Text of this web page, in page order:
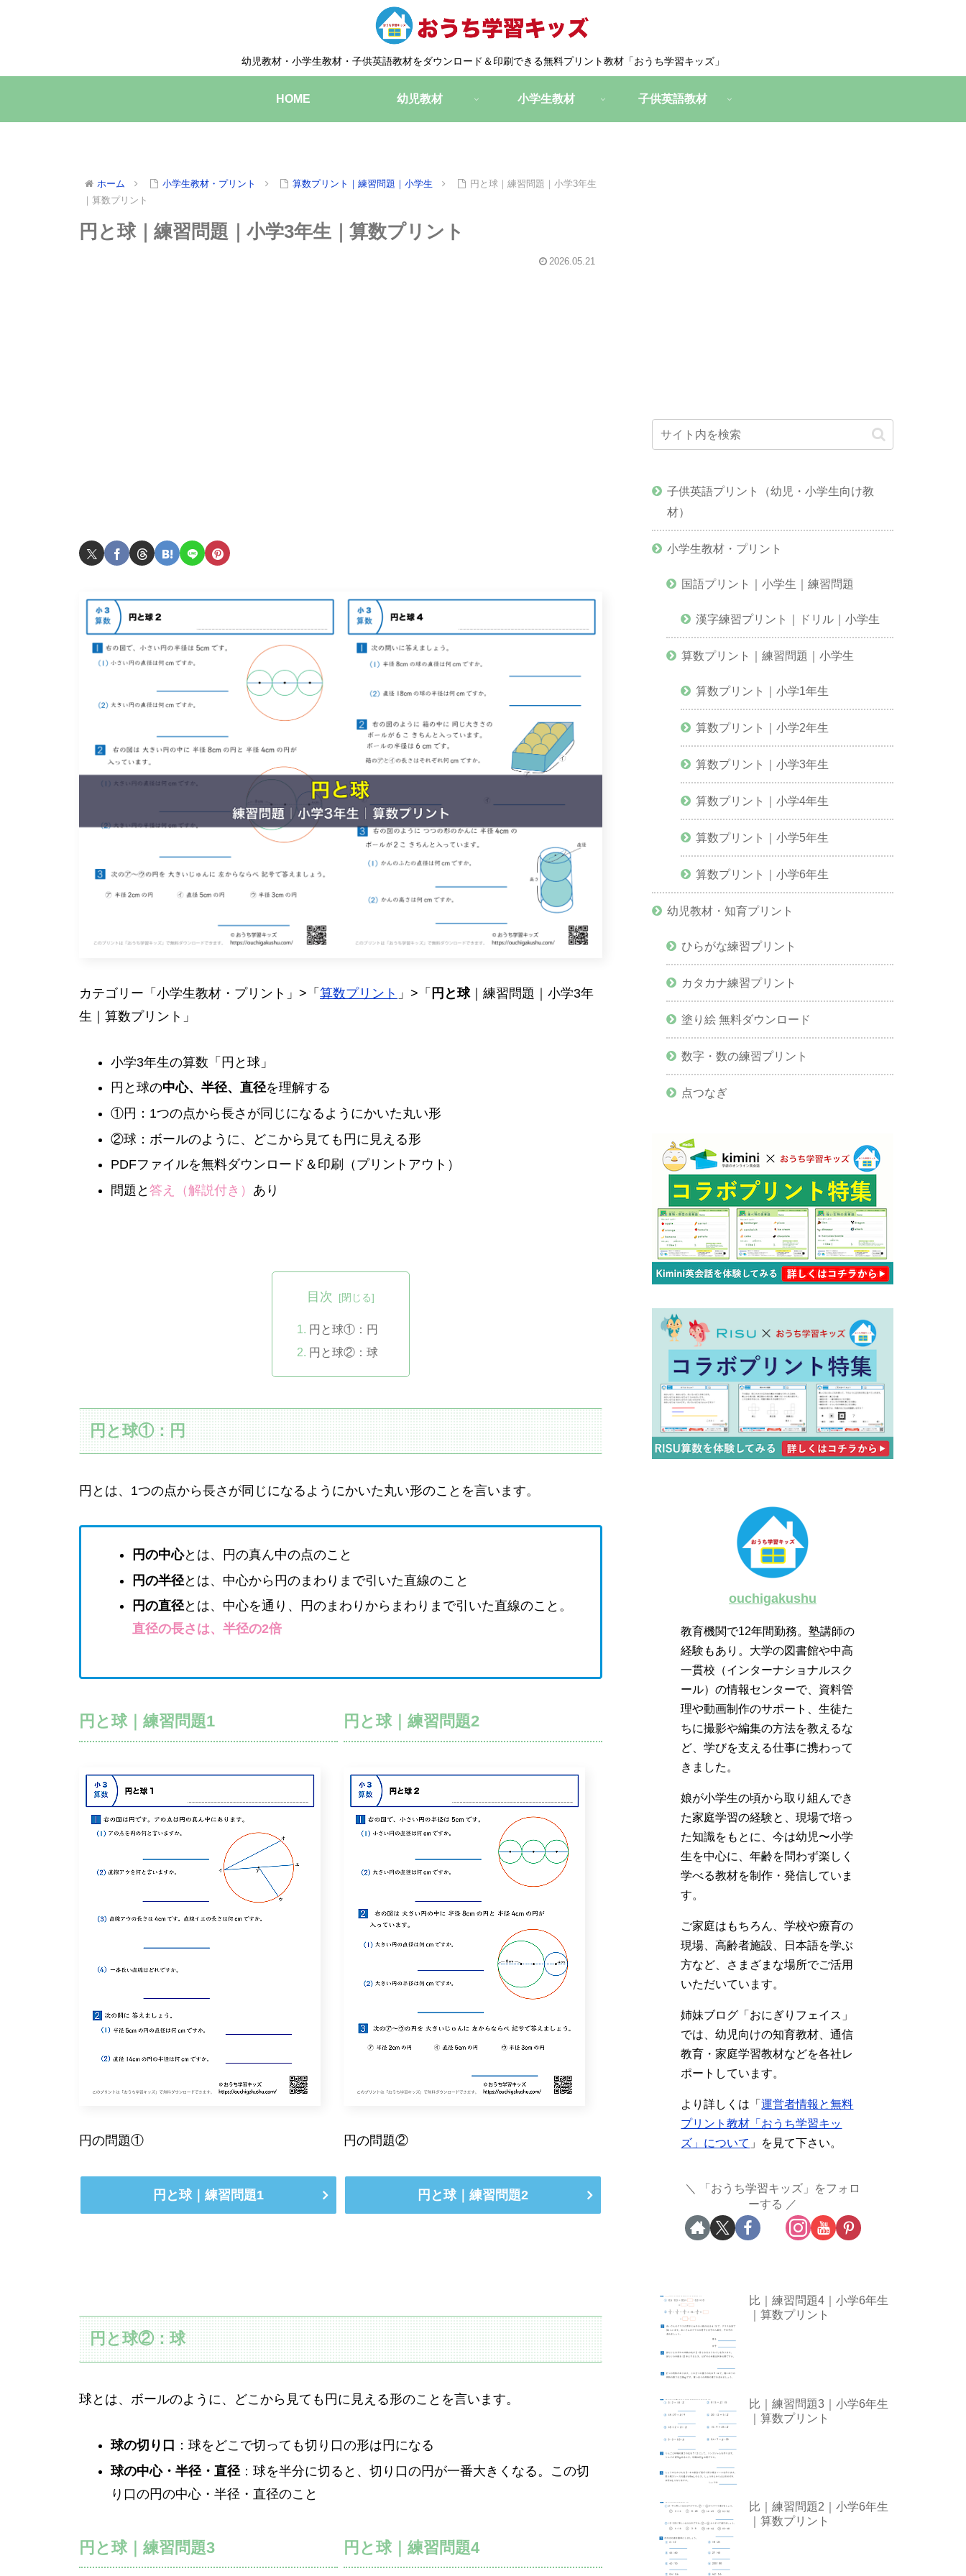
幼児教材・小学生教材・子供英語教材をダウンロード＆印刷できる無料プリント教材「おうち学習キッズ」
HOME 幼児教材 小学生教材 子供英語教材
ホーム 小学生教材・プリント 算数プリント｜練習問題｜小学生
円と球｜練習問題｜小学3年生
｜算数プリント
円と球｜練習問題｜小学3年生｜算数プリント
2026.05.21
カテゴリー「小学生教材・プリント」>「 算数プリント 」>「 円と球｜練習問題｜小学3年
生｜算数プリント」
小学3年生の算数「円と球」
円と球の中心、半径、直径を理解する
①円：1つの点から長さが同じになるようにかいた丸い形
②球：ボールのように、どこから見ても円に見える形
PDFファイルを無料ダウンロード＆印刷（プリントアウト）
問題と 答え（解説付き） あり
目次
円と球①：円
円と球②：球
円と球①：円
円とは、1つの点から長さが同じになるようにかいた丸い形のことを言います。
円の中心とは、円の真ん中の点のこと
円の半径とは、中心から円のまわりまで引いた直線のこと
円の直径とは、中心を通り、円のまわりからまわりまで引いた直線のこと。
直径の長さは、半径の2倍
円と球｜練習問題1
円の問題①
円と球｜練習問題1
円と球｜練習問題2
円の問題②
円と球｜練習問題2
円と球②：球
球とは、ボールのように、どこから見ても円に見える形のことを言います。
球の切り口 ：球をどこで切っても切り口の形は円になる
球の中心・半径・直径：球を半分に切ると、切り口の円が一番大きくなる。この切
り口の円の中心・半径・直径のこと
円と球｜練習問題3 円と球｜練習問題4
子供英語プリント（幼児・小学生向け教
材）
小学生教材・プリント
国語プリント｜小学生｜練習問題
漢字練習プリント｜ドリル｜小学生
算数プリント｜練習問題｜小学生
算数プリント｜小学1年生
算数プリント｜小学2年生
算数プリント｜小学3年生
算数プリント｜小学4年生
算数プリント｜小学5年生
算数プリント｜小学6年生
幼児教材・知育プリント
ひらがな練習プリント
カタカナ練習プリント
塗り絵 無料ダウンロード
数字・数の練習プリント
点つなぎ
ouchigakushu
教育機関で12年間勤務。塾講師の
経験もあり。大学の図書館や中高
一貫校（インターナショナルスク
ール）の情報センターで、資料管
理や動画制作のサポート、生徒た
ちに撮影や編集の方法を教えるな
ど、学びを支える仕事に携わって
きました。
娘が小学生の頃から取り組んでき
た家庭学習の経験と、現場で培っ
た知識をもとに、今は幼児〜小学
生を中心に、年齢を問わず楽しく
学べる教材を制作・発信していま
す。
ご家庭はもちろん、学校や療育の
現場、高齢者施設、日本語を学ぶ
方など、さまざまな場所でご活用
いただいています。
姉妹ブログ「おにぎりフェイス」
では、幼児向けの知育教材、通信
教育・家庭学習教材などを各社レ
ポートしています。
より詳しくは「運営者情報と無料
プリント教材「おうち学習キッ
ズ」について 」を見て下さい。
「おうち学習キッズ」をフォロ
ーする
比｜練習問題4｜小学6年生
｜算数プリント
比｜練習問題3｜小学6年生
｜算数プリント
比｜練習問題2｜小学6年生
｜算数プリント